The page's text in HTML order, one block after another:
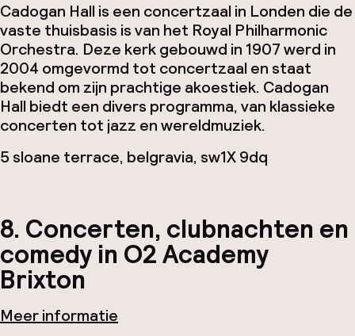
Cadogan Hall is een concertzaal in Londen die de
vaste thuisbasis is van het Royal Philharmonic
Orchestra. Deze kerk gebouwd in 1907 werd in
2004 omgevormd tot concertzaal en staat
bekend om zijn prachtige akoestiek. Cadogan
Hall biedt een divers programma, van klassieke
concerten tot jazz en wereldmuziek.
5 sloane terrace, belgravia, sw1X 9dq
8. Concerten, clubnachten en
comedy in O2 Academy
Brixton
Meer informatie